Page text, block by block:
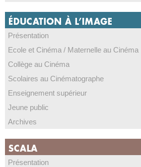
Présentation
Ecole et Cinéma / Maternelle au Cinéma
Collège au Cinéma
Scolaires au Cinématographe
Enseignement supérieur
Jeune public
Archives
Présentation